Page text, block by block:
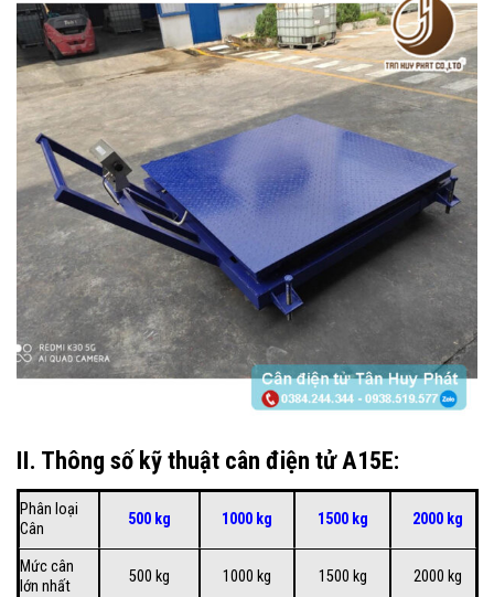
II. Thông số kỹ thuật cân điện tử A15E:
Phân loại
Cân
500 kg 1000 kg 1500 kg 2000 kg
Mức cân
lớn nhất
500 kg 1000 kg 1500 kg 2000 kg